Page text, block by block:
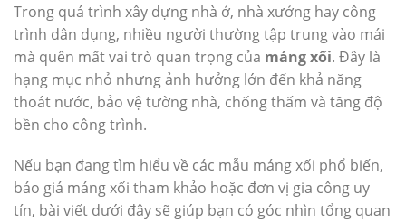
Trong quá trình xây dựng nhà ở, nhà xưởng hay công
trình dân dụng, nhiều người thường tập trung vào mái
mà quên mất vai trò quan trọng của máng xối. Đây là
hạng mục nhỏ nhưng ảnh hưởng lớn đến khả năng
thoát nước, bảo vệ tường nhà, chống thấm và tăng độ
bền cho công trình.
Nếu bạn đang tìm hiểu về các mẫu máng xối phổ biến,
báo giá máng xối tham khảo hoặc đơn vị gia công uy
tín, bài viết dưới đây sẽ giúp bạn có góc nhìn tổng quan